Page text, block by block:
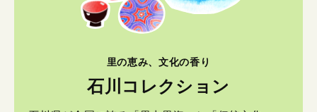
里の恵み、文化の香り
石川コレクション